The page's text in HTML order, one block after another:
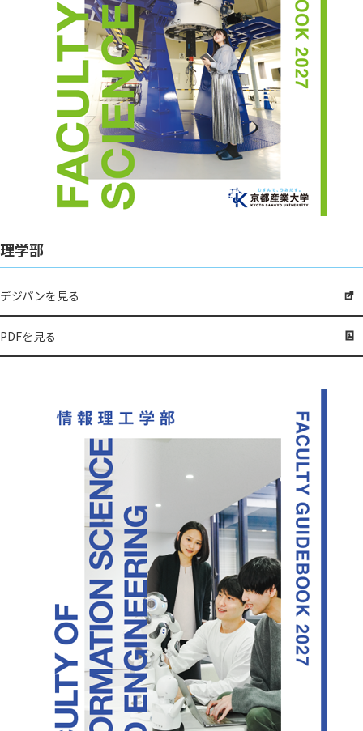
理学部
デジパンを見る
PDFを見る